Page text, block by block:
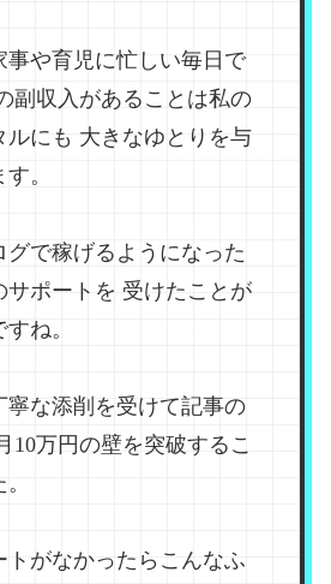
事や育児に忙しい毎日で
副収入があることは私の
ルにも 大きなゆとりを与
。
グで稼げるようになった
サポートを 受けたことが
ね。
寧な添削を受けて記事の
10万円の壁を突破するこ
トがなかったらこんなふ